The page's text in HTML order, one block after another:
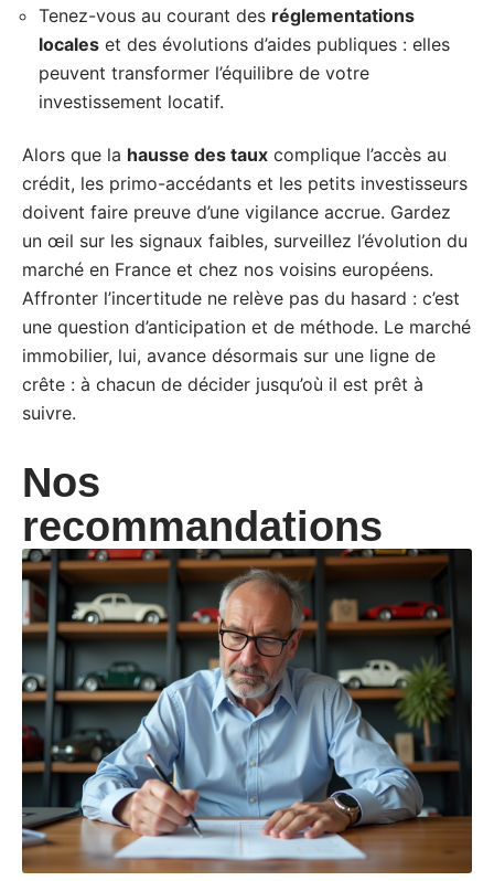
Tenez-vous au courant des réglementations
locales et des évolutions d’aides publiques : elles
peuvent transformer l’équilibre de votre
investissement locatif.
Alors que la hausse des taux complique l’accès au
crédit, les primo-accédants et les petits investisseurs
doivent faire preuve d’une vigilance accrue. Gardez
un œil sur les signaux faibles, surveillez l’évolution du
marché en France et chez nos voisins européens.
Affronter l’incertitude ne relève pas du hasard : c’est
une question d’anticipation et de méthode. Le marché
immobilier, lui, avance désormais sur une ligne de
crête : à chacun de décider jusqu’où il est prêt à
suivre.
Nos
recommandations